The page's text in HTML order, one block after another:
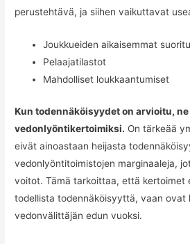
perustehtävä, ja siihen vaikuttavat
Joukkueiden aikaisemmat
Pelaajatilastot
Mahdolliset loukkaantumiset
Kun todennäköisyydet on arvioitu,
vedonlyöntikertoimiksi. On tärkeää
eivät ainoastaan heijasta
vedonlyöntitoimistojen marginaaleja,
voitot. Tämä tarkoittaa, että kertoimet
todellista todennäköisyyttä, vaan ovat
vedonvälittäjän edun vuoksi.